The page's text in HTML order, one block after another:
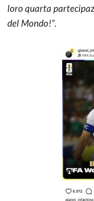
loro quarta
del Mondo!”.